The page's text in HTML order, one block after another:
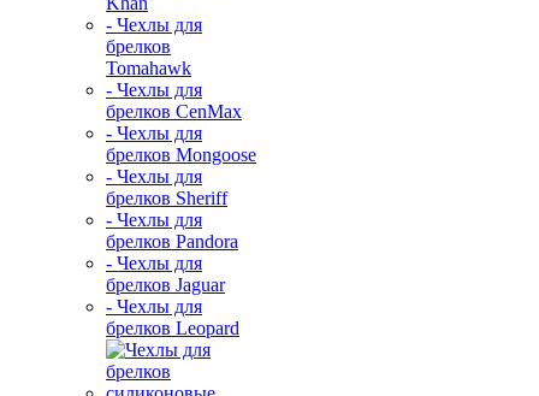
- Чехлы для
брелков
Tomahawk
- Чехлы для
брелков CenMax
- Чехлы для
брелков Mongoose
- Чехлы для
брелков Sheriff
- Чехлы для
брелков Pandora
- Чехлы для
брелков Jaguar
- Чехлы для
брелков Leopard